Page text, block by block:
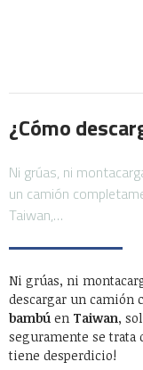
¿Cómo
Ni grúas, ni
un camión
Taiwan,…
Ni grúas, ni
descargar un camión
bambú en Taiwan,
seguramente se trata
tiene desperdicio!